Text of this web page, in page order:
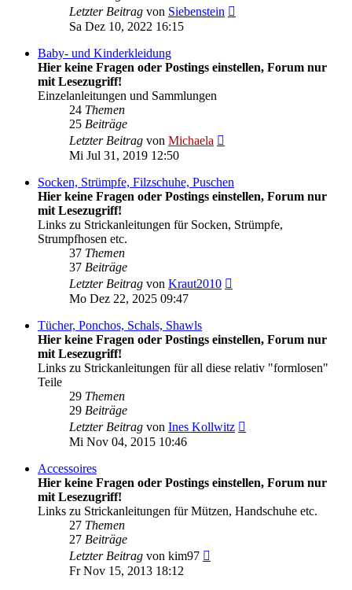
Letzter Beitrag von Siebenstein
Sa Dez 10, 2022 16:15
Baby- und Kinderkleidung
Hier keine Fragen oder Postings einstellen, Forum nur
mit Lesezugriff!
Einzelanleitungen und Sammlungen
24 Themen
25 Beiträge
Letzter Beitrag von Michaela
Mi Jul 31, 2019 12:50
Socken, Strümpfe, Filzschuhe, Puschen
Hier keine Fragen oder Postings einstellen, Forum nur
mit Lesezugriff!
Links zu Strickanleitungen für Socken, Strümpfe,
Strumpfhosen etc.
37 Themen
37 Beiträge
Letzter Beitrag von Kraut2010
Mo Dez 22, 2025 09:47
Tücher, Ponchos, Schals, Shawls
Hier keine Fragen oder Postings einstellen, Forum nur
mit Lesezugriff!
Links zu Strickanleitungen für all diese relativ "formlosen"
Teile
29 Themen
29 Beiträge
Letzter Beitrag von Ines Kollwitz
Mi Nov 04, 2015 10:46
Accessoires
Hier keine Fragen oder Postings einstellen, Forum nur
mit Lesezugriff!
Links zu Strickanleitungen für Mützen, Handschuhe etc.
27 Themen
27 Beiträge
Letzter Beitrag von kim97
Fr Nov 15, 2013 18:12